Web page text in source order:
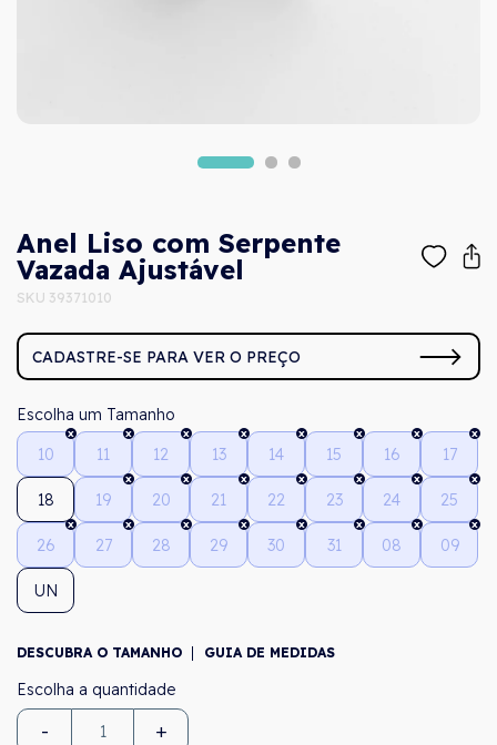
Anel Liso com Serpente
Vazada Ajustável
SKU 39371010
CADASTRE-SE PARA VER O PREÇO
Tamanho
10
11 12 13 14 15 16 17
18 19 20 21 22 23 24 25
26 27 28 29 30 31 08 09
UN
DESCUBRA O TAMANHO GUIA DE MEDIDAS
- +